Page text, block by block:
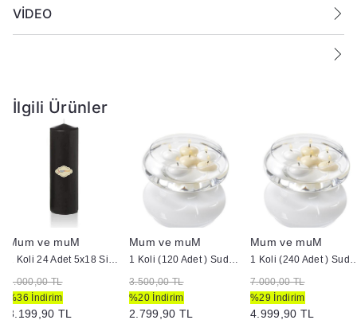
VİDEO
İlgili Ürünler
Mum ve muM
1 Koli 24 Adet 5x18 Siyah Silindir Kütük Mum
5.000,00 TL
%36 İndirim
3.199,90 TL
Mum ve muM
1 Koli (120 Adet ) Suda Yüzen Mum
3.500,00 TL
%20 İndirim
2.799,90 TL
Mum ve muM
1 Koli (240 Adet )
7.000,00 TL
%29 İndirim
4.999,90 TL